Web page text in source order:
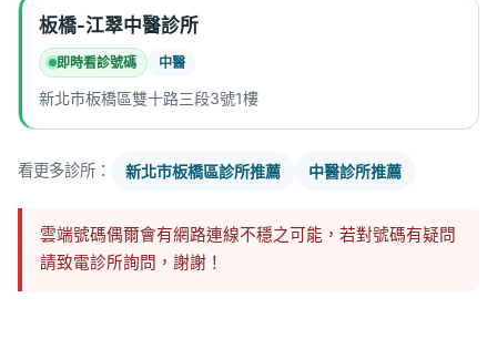
板橋-江翠中醫診所
即時看診號碼 中醫
新北市板橋區雙十路三段3號1樓
看更多診所： 新北市板橋區診所推薦 中醫診所推薦
雲端號碼偶爾會有網路連線不穩之可能，若對號碼有疑問
請致電診所詢問，謝謝！